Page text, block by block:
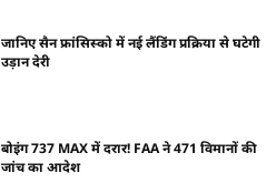
जानिए सैन फ्रांसिस्को में नई लैंडिंग प्रक्रिया से घटेगी
उड़ान देरी
बोइंग 737 MAX में दरार! FAA ने 471 विमानों की
जांच का आदेश